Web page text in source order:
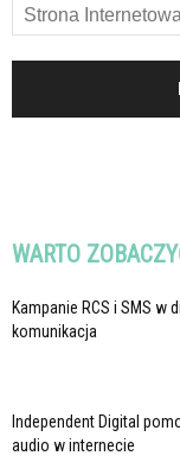
WARTO
Kampanie RCS i SMS w
komunikacja
Independent Digital
audio w internecie